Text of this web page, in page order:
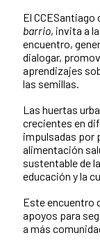
El
barrio, invita a
encuentro,
dialogar,
aprendizajes
las semillas.
Las huertas
crecientes en
impulsadas por
alimentación
sustentable de
educación y la
Este encuentro
apoyos para
a más